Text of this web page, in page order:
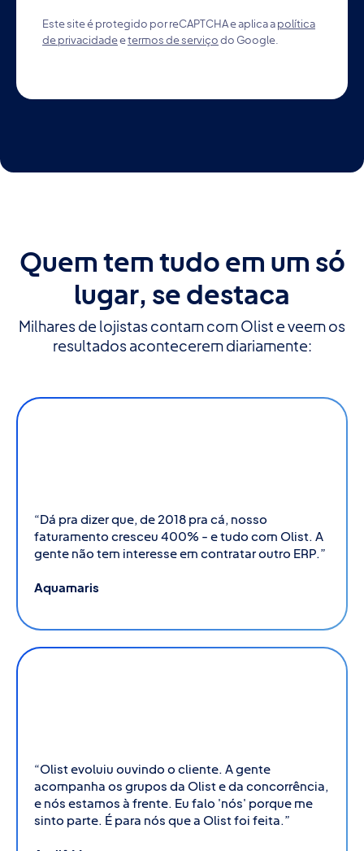
Este site é protegido por reCAPTCHA e aplica apolítica
de privacidadeetermos de serviçodo Google.
Quem tem tudo em um só
lugar, se destaca
Milhares de lojistas contam com Olist e veem os
resultados acontecerem diariamente:
“Dá pra dizer que, de 2018 pra cá, nosso
faturamento cresceu 400% - e tudo com Olist. A
gente não tem interesse em contratar outro ERP.”
Aquamaris
“Olist evoluiu ouvindo o cliente. A gente
acompanha os grupos da Olist e da concorrência,
e nós estamos à frente. Eu falo 'nós' porque me
sinto parte. É para nós que a Olist foi feita.”